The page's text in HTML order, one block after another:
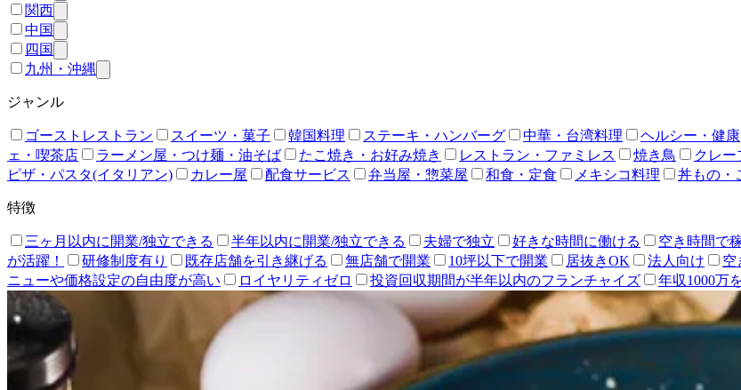
関西
中国
四国
九州・沖縄
ジャンル
ゴーストレストラン スイーツ・菓子 韓国料理 ステーキ・ハンバーグ 中華・台湾料理 ヘルシー・健康
ェ・喫茶店
ラーメン屋・つけ麺・油そば たこ焼き・お好み焼き レストラン・ファミレス 焼き鳥 クレー
ピザ・パスタ(イタリアン)
カレー屋 配食サービス 弁当屋・惣菜屋 和食・定食 メキシコ料理 丼もの・
特徴
三ヶ月以内に開業/独立できる 半年以内に開業/独立できる 夫婦で独立 好きな時間に働ける 空き時間で
が活躍！
研修制度有り 既存店舗を引き継げる 無店舗で開業 10坪以下で開業 居抜きOK 法人向け 空
ニューや価格設定の自由度が高い
ロイヤリティゼロ 投資回収期間が半年以内のフランチャイズ 年収1000万